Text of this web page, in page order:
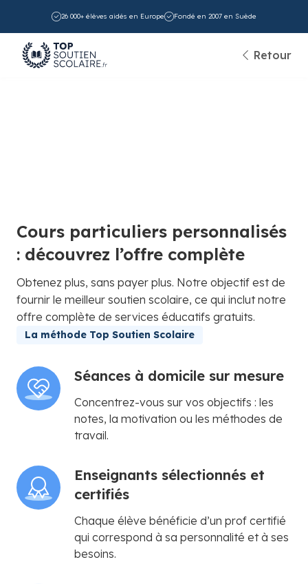
26 000+ élèves aidés en Europe Fondé en 2007 en Suède
Retour
Cours particuliers personnalisés
: découvrez l’offre complète
Obtenez plus, sans payer plus. Notre objectif est de
fournir le meilleur soutien scolaire, ce qui inclut notre
offre complète de services éducatifs gratuits.
La méthode Top Soutien Scolaire
Séances à domicile sur mesure
Concentrez-vous sur vos objectifs : les
notes, la motivation ou les méthodes de
travail.
Enseignants sélectionnés et
certifiés
Chaque élève bénéficie d’un prof certifié
qui correspond à sa personnalité et à ses
besoins.